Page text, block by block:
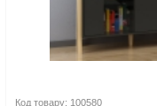
Код товару: 100580